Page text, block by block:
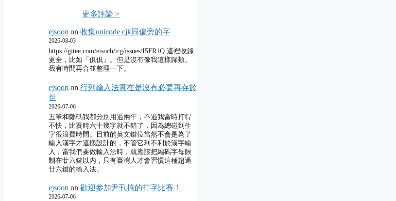
更多評論 >
ejsoon on 收集unicode cjk同偏旁的字
2026-08-03
https://gitee.com/eisoch/irg/issues/I5FR1Q 這裡收錄
更全，比如「俱倶」。但是沒有像我這樣歸類。
我有時間再合並整理一下。
ejsoon on 行列輸入法實在是沒有必要再存於
世
2026-07-06
五筆和鄭碼我都分別用過兩年，不過我當時打得
不快，比賽時六十幾字就不錯了，因為總碰到生
字很浪費時間。目前的英文鍵位當然不會是為了
輸入漢字才這樣設計的，不管它利不利於漢字輸
入，當我們要做輸入法時，就應該把編碼字母限
制在廿六鍵以內，只有臺灣人才會習慣這種超過
廿六鍵的輸入法。
ejsoon on 歡迎參加尹卂搞的打字比賽！
2026-07-06